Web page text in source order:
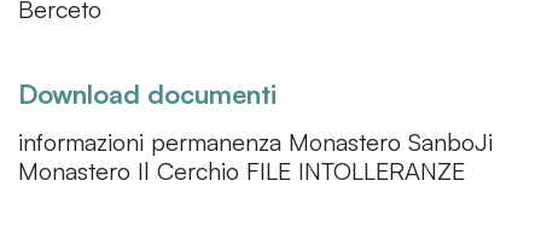
Berceto
Download documenti
informazioni permanenza Monastero SanboJi
Monastero Il Cerchio FILE INTOLLERANZE